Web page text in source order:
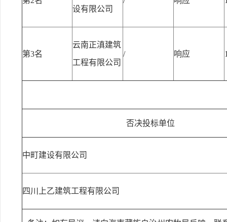
设有限公司
第3名
云南正滇建筑
工程有限公司
/ 响应
否决投标单位
中町建设有限公司
四川上乙建筑工程有限公司